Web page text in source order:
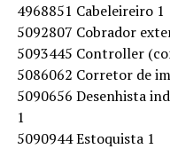
4968851 Cabeleireiro 1
5092807 Cobrador
5093445 Controller
5086062 Corretor de
5090656 Desenhista
1
5090944 Estoquista 1